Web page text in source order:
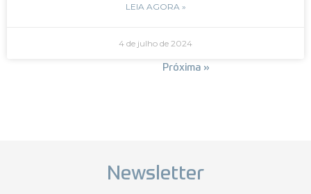
LEIA AGORA »
4 de julho de 2024
Próxima »
Newsletter